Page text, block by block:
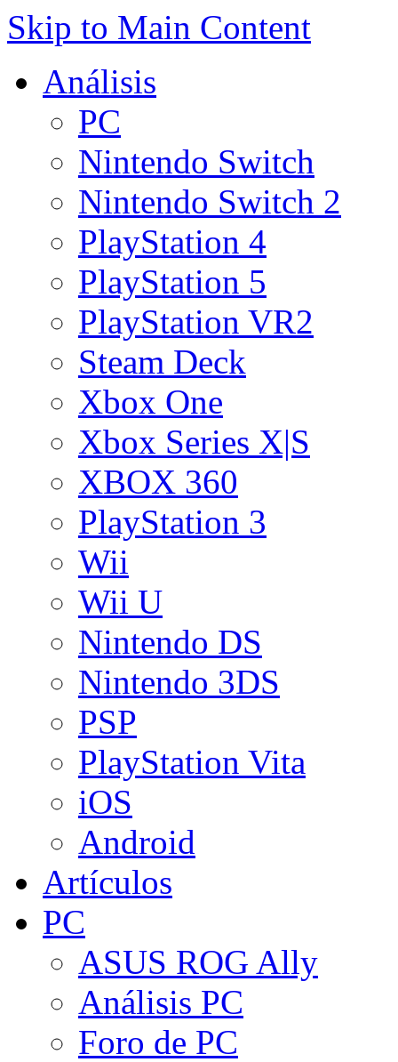
Skip to Main Content
Análisis
PC
Nintendo Switch
Nintendo Switch 2
PlayStation 4
PlayStation 5
PlayStation VR2
Steam Deck
Xbox One
Xbox Series X|S
XBOX 360
PlayStation 3
Wii
Wii U
Nintendo DS
Nintendo 3DS
PSP
PlayStation Vita
iOS
Android
Artículos
PC
ASUS ROG Ally
Análisis PC
Foro de PC